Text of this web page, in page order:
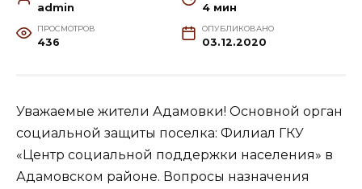
admin 4 мин
ПРОСМОТРОВ
436
ОПУБЛИКОВАНО
03.12.2020
Уважаемые жители Адамовки! Основной орган
социальной защиты поселка: Филиал ГКУ
«Центр социальной поддержки населения» в
Адамовском районе. Вопросы назначения